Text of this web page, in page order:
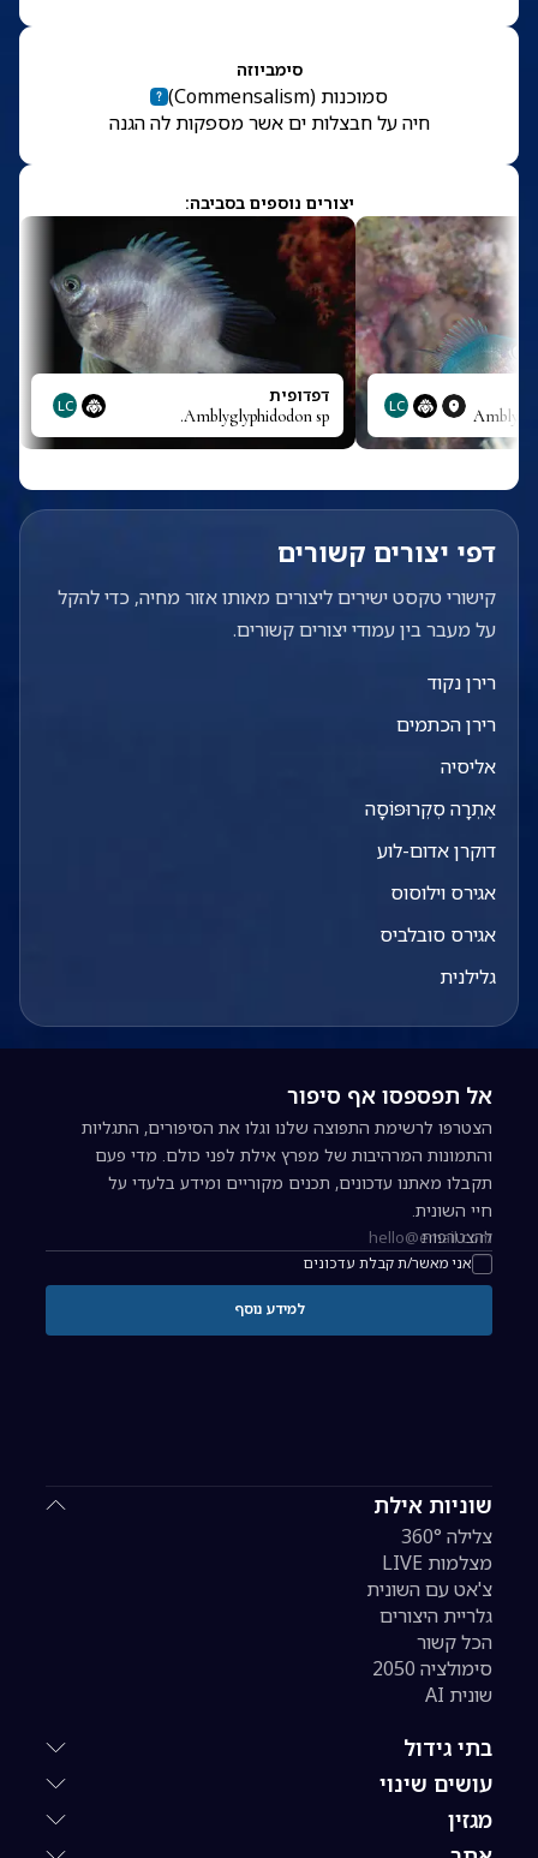
סימביוזה
סמוכנות (
Commensalism
)
חיה על חבצלות ים אשר מספקות לה הגנה
יצורים נוספים בסביבה:
LC דפדופית
Amblyglyphidodon sp.
LC
דפי יצורים קשורים
קישורי טקסט ישירים ליצורים מאותו אזור מחיה, כדי להקל
על מעבר בין עמודי יצורים קשורים.
רירן נקוד
רירן הכתמים
אליסיה
אֶתְרָה סְקְרוּפּוֹסָה
דוקרן אדום-לוע
אגירס וילוסוס
אגירס סובלביס
גלילנית
שוניות אילת
צלילה 360°
מצלמות LIVE
צ'אט עם השונית
גלריית היצורים
הכל קשור
סימולציה 2050
שונית AI
בתי גידול
עושים שינוי
מגזין
אל תפספסו אף סיפור
הצטרפו לרשימת התפוצה שלנו וגלו את הסיפורים, התגליות
והתמונות המרהיבות של מפרץ אילת לפני כולם. מדי פעם
תקבלו מאתנו עדכונים, תכנים מקוריים ומידע בלעדי על
חיי השונית.
כתובת אימייל להרשמה לניוזלטר
אני מאשר/ת קבלת עדכונים
להצטרפות
למידע נוסף